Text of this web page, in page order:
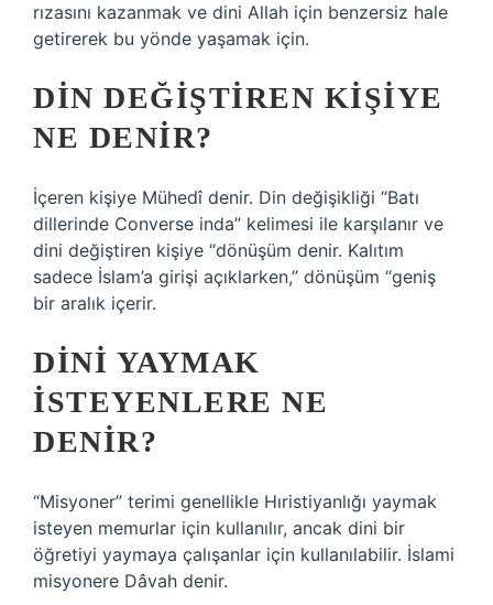
rızasını kazanmak ve dini Allah için benzersiz hale
getirerek bu yönde yaşamak için.
DIN DEĞIŞTIREN KIŞIYE
NE DENIR?
İçeren kişiye Mühedî denir. Din değişikliği “Batı
dillerinde Converse inda” kelimesi ile karşılanır ve
dini değiştiren kişiye “dönüşüm denir. Kalıtım
sadece İslam’a girişi açıklarken,” dönüşüm “geniş
bir aralık içerir.
DINI YAYMAK
ISTEYENLERE NE
DENIR?
“Misyoner” terimi genellikle Hıristiyanlığı yaymak
isteyen memurlar için kullanılır, ancak dini bir
öğretiyi yaymaya çalışanlar için kullanılabilir. İslami
misyonere Dâvah denir.